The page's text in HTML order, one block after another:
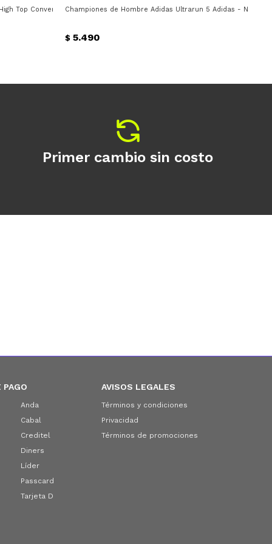
Top Converse - Verde ClaroChampiones de Hombre Adidas Ultrarun 5 Adidas - Negro -
$ 5.490
PAGO
Anda
Cabal
Creditel
Diners
Líder
Passcard
Tarjeta D
AVISOS LEGALES
Términos y condiciones
Privacidad
Términos de promociones
Primer cambio sin costo